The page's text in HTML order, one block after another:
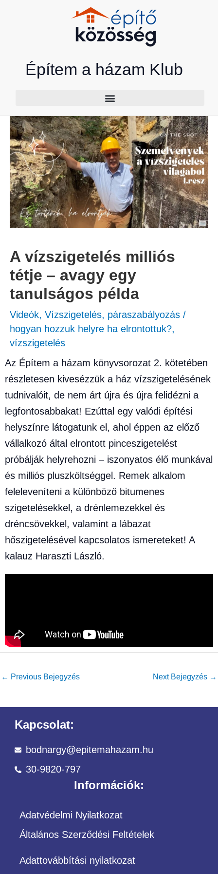
Építem a házam Klub
A vízszigetelés milliós
tétje – avagy egy
tanulságos példa
Videók, Vízszigetelés, páraszabályozás /
hogyan hozzuk helyre ha elrontottuk?,
vízszigetelés
Az Építem a házam könyvsorozat 2. kötetében
részletesen kivesézzük a ház vízszigetelésének
tudnivalóit, de nem árt újra és újra felidézni a
legfontosabbakat! Ezúttal egy valódi építési
helyszínre látogatunk el, ahol éppen az előző
vállalkozó által elrontott pinceszigetelést
próbálják helyrehozni – iszonyatos élő munkával
és milliós pluszköltséggel. Remek alkalom
feleleveníteni a különböző bitumenes
szigetelésekkel, a drénlemezekkel és
dréncsövekkel, valamint a lábazat
hőszigetelésével kapcsolatos ismereteket! A
kalauz Haraszti László.
← Previous Bejegyzés Next Bejegyzés →
Kapcsolat:
bodnargy@epitemahazam.hu
30-9820-797
Információk:
Adatvédelmi Nyilatkozat
Általános Szerződési Feltételek
Adattovábbítási nyilatkozat